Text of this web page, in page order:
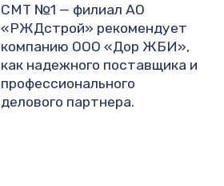
СМТ №1 — филиал АО
«РЖДстрой» рекомендует
компанию ООО «Дор ЖБИ»,
как надежного поставщика и
профессионального
делового партнера.